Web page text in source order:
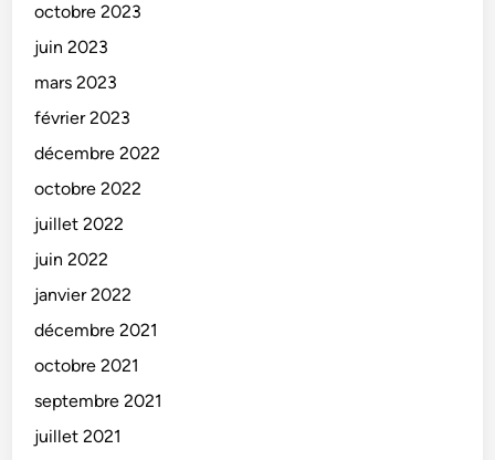
octobre 2023
juin 2023
mars 2023
février 2023
décembre 2022
octobre 2022
juillet 2022
juin 2022
janvier 2022
décembre 2021
octobre 2021
septembre 2021
juillet 2021